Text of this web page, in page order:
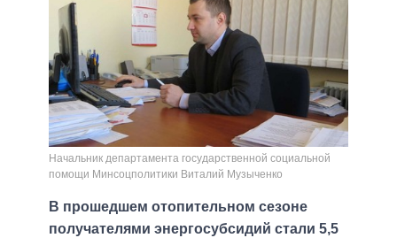
Начальник департамента государственной социальной
помощи Минсоцполитики Виталий Музыченко
В прошедшем отопительном сезоне
получателями энергосубсидий стали 5,5